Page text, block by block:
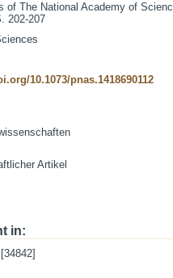
of The National Academy of
202-207
10.1073/pnas.1418690112
Artikel
in: